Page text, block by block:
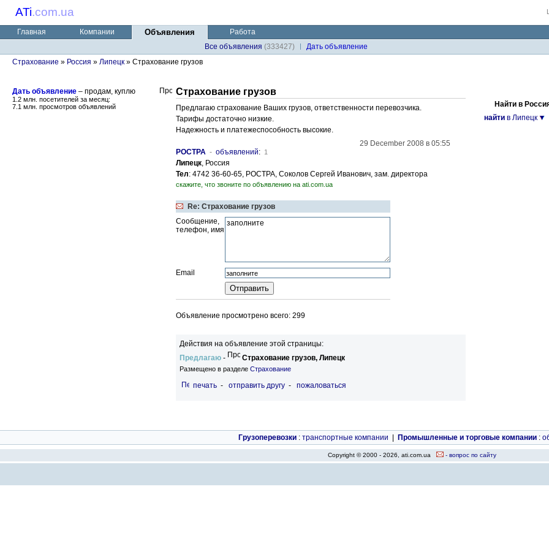
ATi.com.ua
Главная Компании Объявления
Работа
Все объявления (333427)
Дaть объявление
Страхование » Россия » Липецк » Страхование грузов
Дать объявление – продам, куплю
1.2 млн. посетителей за месяц:
7.1 млн. просмотров объявлений
Страхование грузов
Предлагаю страхование Ваших грузов, ответственности перевозчика.
Тарифы достаточно низкие.
Надежность и платежеспособность высокие.
29 December 2008 в 05:55
РОСТРА - объявлений: 1
Липецк, Россия
Тел: 4742 36-60-65, РОСТРА, Соколов Сергей Иванович, зам. директора
скажите, что звоните по объявлению на ati.com.ua
Re: Страхование грузов
Сообщение,
телефон, имя
Email
Объявление просмотрено всего: 299
Действия на объявление этой страницы:
Предлагаю - Страхование грузов, Липецк
Размещено в разделе Страхование
печать - отправить другу - пожаловаться
Найти в
найти в Липецк
Грузоперевозки : транспортные компании Промышленные и торговые компании :
Copyright © 2000 - 2026, ati.com.ua - вопрос по сайту